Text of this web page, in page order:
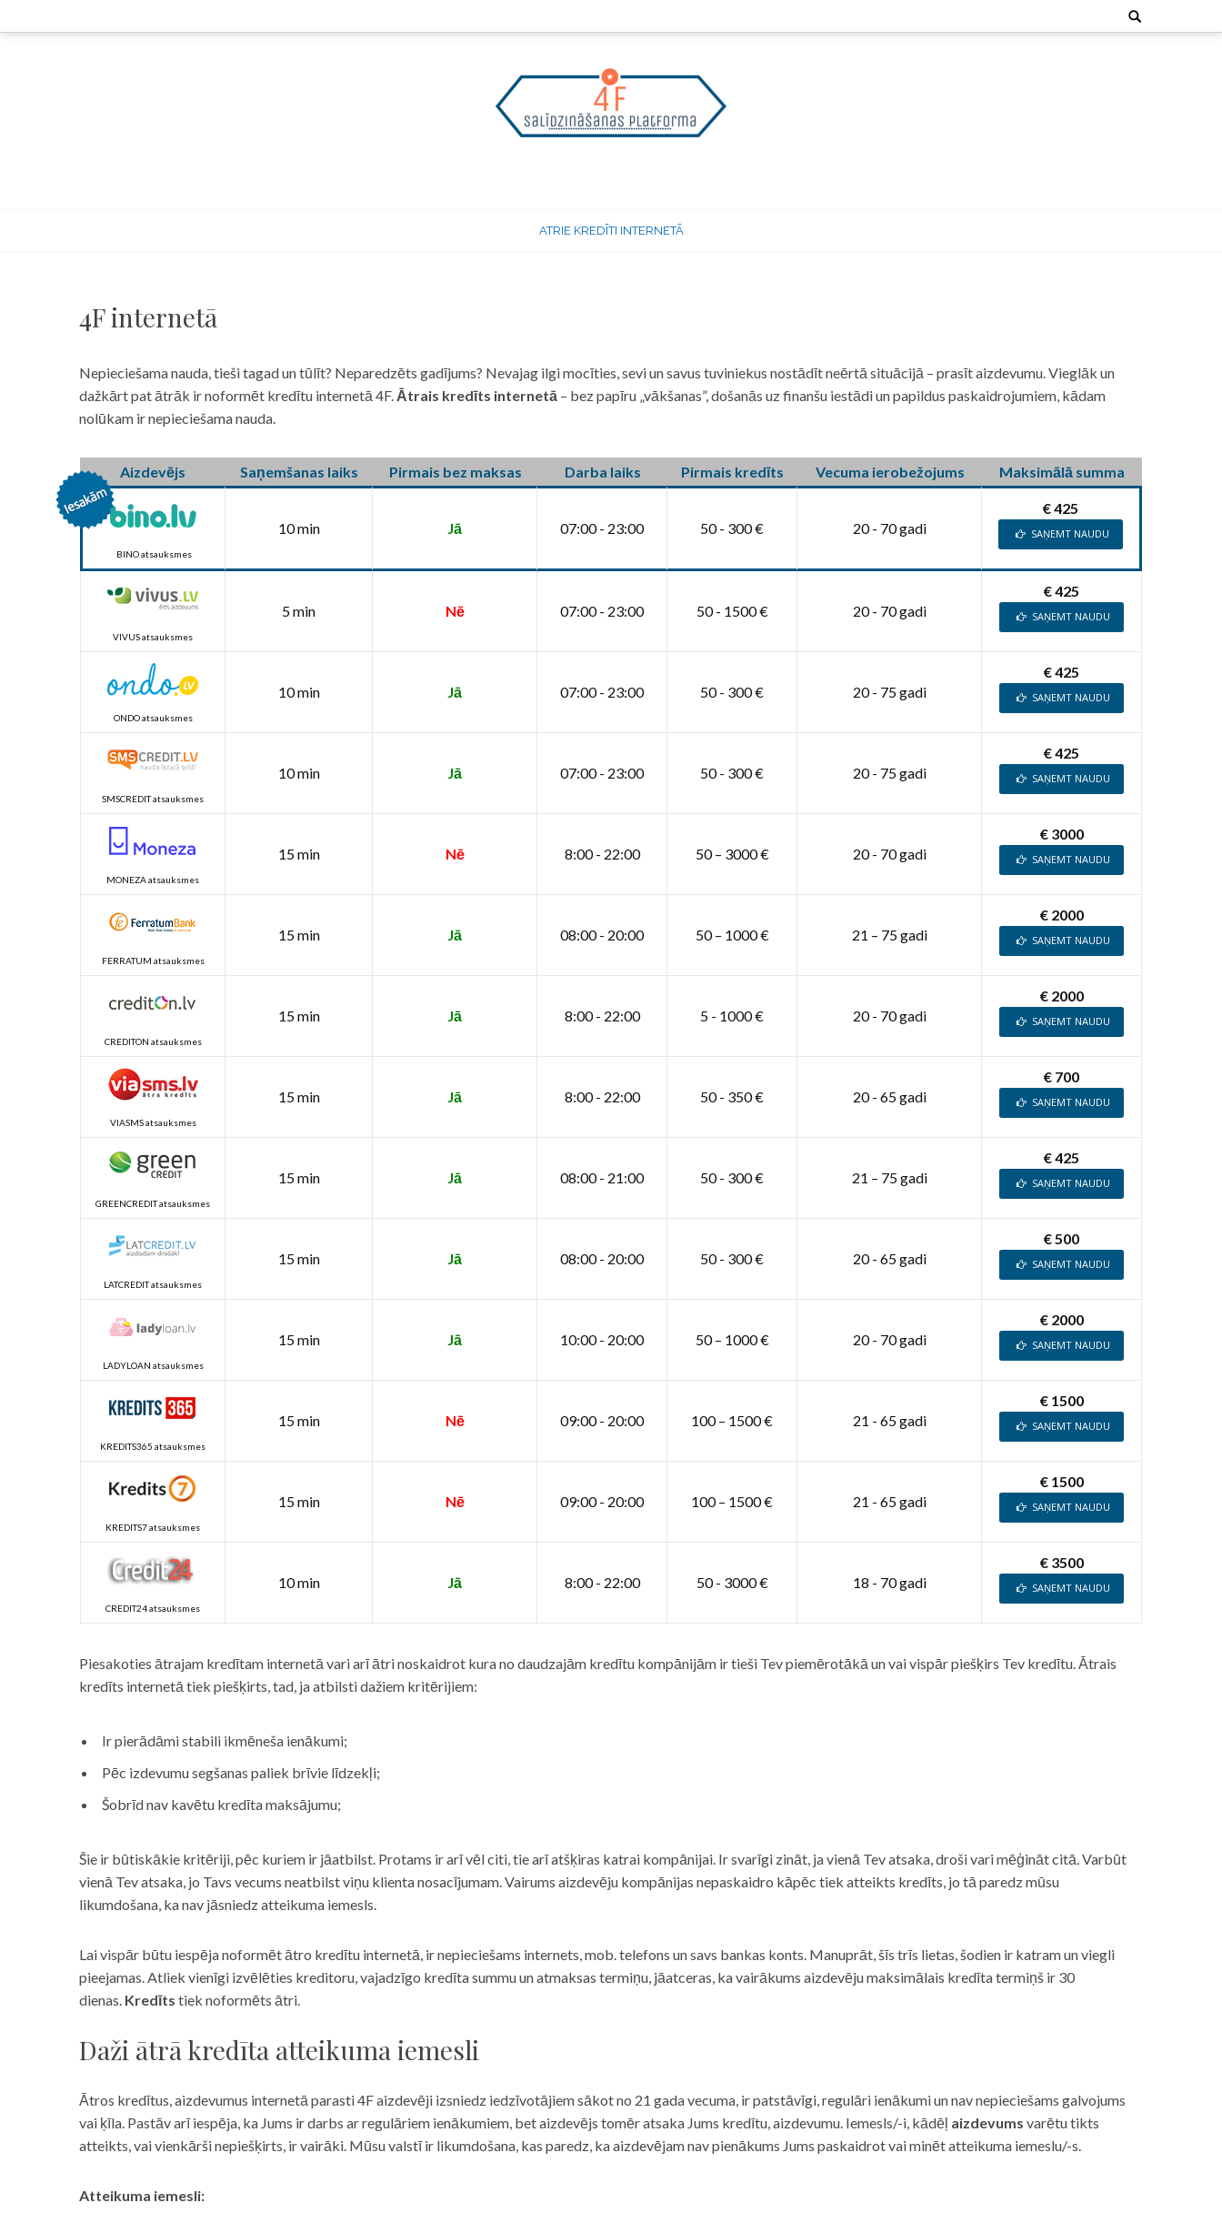
to
Search
for:
ATRIE KREDĪTI INTERNETĀ
4F internetā
Nepieciešama nauda, tieši tagad un tūlīt? Neparedzēts gadījums? Nevajag ilgi mocīties, sevi un savus tuviniekus nostādīt neērtā situācijā – prasīt aizdevumu. Vieglāk un
dažkārt pat ātrāk ir noformēt kredītu internetā 4F. Ātrais kredīts internetā – bez papīru „vākšanas”, došanās uz finanšu iestādi un papildus paskaidrojumiem, kādam
nolūkam ir nepieciešama nauda.
Aizdevējs Saņemšanas laiks Pirmais bez maksas Darba laiks Pirmais kredīts Vecuma ierobežojums Maksimālā summa
BINO atsauksmes
10 min Jā 07:00 - 23:00 50 - 300 € 20 - 70 gadi
€ 425
SAŅEMT NAUDU
VIVUS atsauksmes
5 min Nē 07:00 - 23:00 50 - 1500 € 20 - 70 gadi
€ 425
SAŅEMT NAUDU
ONDO atsauksmes
10 min Jā 07:00 - 23:00 50 - 300 € 20 - 75 gadi
€ 425
SAŅEMT NAUDU
SMSCREDIT atsauksmes
10 min Jā 07:00 - 23:00 50 - 300 € 20 - 75 gadi
€ 425
SAŅEMT NAUDU
MONEZA atsauksmes
15 min Nē 8:00 - 22:00 50 – 3000 € 20 - 70 gadi
€ 3000
SAŅEMT NAUDU
FERRATUM atsauksmes
15 min Jā 08:00 - 20:00 50 – 1000 € 21 – 75 gadi
€ 2000
SAŅEMT NAUDU
CREDITON atsauksmes
15 min Jā 8:00 - 22:00 5 - 1000 € 20 - 70 gadi
€ 2000
SAŅEMT NAUDU
VIASMS atsauksmes
15 min Jā 8:00 - 22:00 50 - 350 € 20 - 65 gadi
€ 700
SAŅEMT NAUDU
GREENCREDIT atsauksmes
15 min Jā 08:00 - 21:00 50 - 300 € 21 – 75 gadi
€ 425
SAŅEMT NAUDU
LATCREDIT atsauksmes
15 min Jā 08:00 - 20:00 50 - 300 € 20 - 65 gadi
€ 500
SAŅEMT NAUDU
LADYLOAN atsauksmes
15 min Jā 10:00 - 20:00 50 – 1000 € 20 - 70 gadi
€ 2000
SAŅEMT NAUDU
KREDITS365 atsauksmes
15 min Nē 09:00 - 20:00 100 – 1500 € 21 - 65 gadi
€ 1500
SAŅEMT NAUDU
KREDITS7 atsauksmes
15 min Nē 09:00 - 20:00 100 – 1500 € 21 - 65 gadi
€ 1500
SAŅEMT NAUDU
CREDIT24 atsauksmes
10 min Jā 8:00 - 22:00 50 - 3000 € 18 - 70 gadi
€ 3500
SAŅEMT NAUDU
Piesakoties ātrajam kredītam internetā vari arī ātri noskaidrot kura no daudzajām kredītu kompānijām ir tieši Tev piemērotākā un vai vispār piešķirs Tev kredītu. Ātrais
kredīts internetā tiek piešķirts, tad, ja atbilsti dažiem kritērijiem:
Ir pierādāmi stabili ikmēneša ienākumi;
Pēc izdevumu segšanas paliek brīvie līdzekļi;
Šobrīd nav kavētu kredīta maksājumu;
Šie ir būtiskākie kritēriji, pēc kuriem ir jāatbilst. Protams ir arī vēl citi, tie arī atšķiras katrai kompānijai. Ir svarīgi zināt, ja vienā Tev atsaka, droši vari mēģināt citā. Varbūt
vienā Tev atsaka, jo Tavs vecums neatbilst viņu klienta nosacījumam. Vairums aizdevēju kompānijas nepaskaidro kāpēc tiek atteikts kredīts, jo tā paredz mūsu
likumdošana, ka nav jāsniedz atteikuma iemesls.
Lai vispār būtu iespēja noformēt ātro kredītu internetā, ir nepieciešams internets, mob. telefons un savs bankas konts. Manuprāt, šīs trīs lietas, šodien ir katram un viegli
pieejamas. Atliek vienīgi izvēlēties kreditoru, vajadzīgo kredīta summu un atmaksas termiņu, jāatceras, ka vairākums aizdevēju maksimālais kredīta termiņš ir 30
dienas. Kredīts tiek noformēts ātri.
Daži ātrā kredīta atteikuma iemesli
Ātros kredītus, aizdevumus internetā parasti 4F aizdevēji izsniedz iedzīvotājiem sākot no 21 gada vecuma, ir patstāvīgi, regulāri ienākumi un nav nepieciešams galvojums
vai ķīla. Pastāv arī iespēja, ka Jums ir darbs ar regulāriem ienākumiem, bet aizdevējs tomēr atsaka Jums kredītu, aizdevumu. Iemesls/-i, kādēļ aizdevums varētu tikts
atteikts, vai vienkārši nepiešķirts, ir vairāki. Mūsu valstī ir likumdošana, kas paredz, ka aizdevējam nav pienākums Jums paskaidrot vai minēt atteikuma iemeslu/-s.
Atteikuma iemesli: